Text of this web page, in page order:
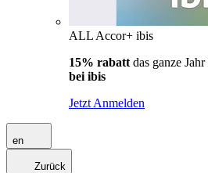
ALL Accor+ ibis
15% rabatt das ganze
bei ibis
Jetzt Anmelden
en
Zurück